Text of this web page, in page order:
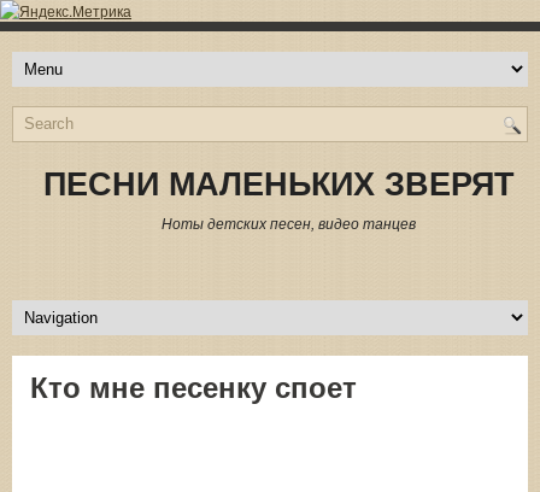
ПЕСНИ МАЛЕНЬКИХ ЗВЕРЯТ
Ноты детских песен, видео танцев
Кто мне песенку споет